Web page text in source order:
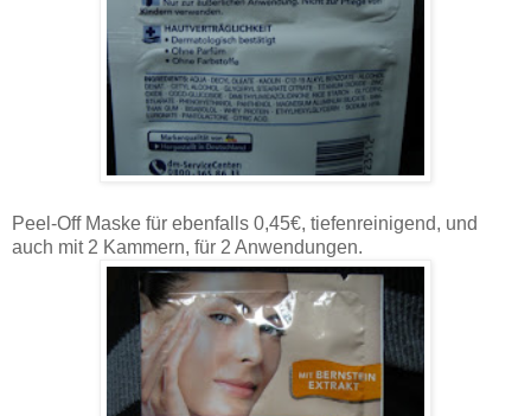
Peel-Off Maske für ebenfalls 0,45€, tiefenreinigend, und
auch mit 2 Kammern, für 2 Anwendungen.